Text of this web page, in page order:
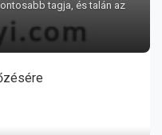
tagja, és talán az